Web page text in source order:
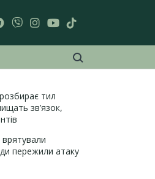
тил
зв’язок,
врятували
пережили атаку